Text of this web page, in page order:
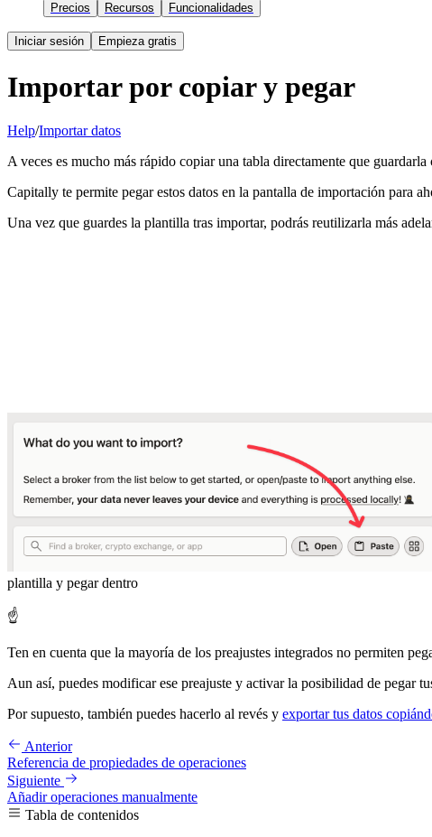
Precios Recursos Funcionalidades
Iniciar sesión Empieza gratis
Importar por copiar y pegar
Help/Importar datos
A veces es mucho más rápido copiar una tabla directamente que
Capitally te permite pegar estos datos en la pantalla de importación para
Una vez que guardes la plantilla tras importar, podrás reutilizarla más
plantilla y pegar dentro
☝️
Ten en cuenta que la mayoría de los preajustes integrados no permiten
Aun así, puedes modificar ese preajuste y activar la posibilidad de pegar
Por supuesto, también puedes hacerlo al revés y exportar tus datos
Anterior
Referencia de propiedades de operaciones
Siguiente
Añadir operaciones manualmente
Tabla de contenidos